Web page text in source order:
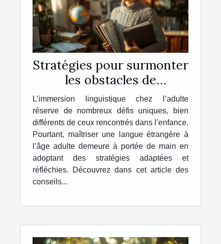
Stratégies pour surmonter
les obstacles de
l'immersion linguistique
chez l'adulte
L’immersion linguistique chez l’adulte
réserve de nombreux défis uniques, bien
différents de ceux rencontrés dans l’enfance.
Pourtant, maîtriser une langue étrangère à
l’âge adulte demeure à portée de main en
adoptant des stratégies adaptées et
réfléchies. Découvrez dans cet article des
conseils...